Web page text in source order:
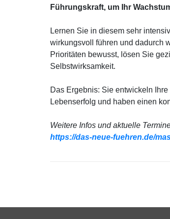
Führungskraft, um Ihr
Lernen Sie in diesem sehr
wirkungsvoll führen und dadurch
Prioritäten bewusst, lösen Sie
Selbstwirksamkeit.
Das Ergebnis: Sie entwickeln
Lebenserfolg und haben einen
Weitere Infos und aktuelle
https://das-neue-fuehren.de/